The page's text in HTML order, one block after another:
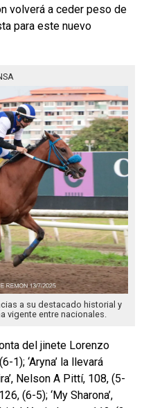
volverá a ceder peso de
para este nuevo
a su destacado historial y
vigente entre nacionales.
del jinete Lorenzo
1); ‘Aryna’ la llevará
Nelson A Pittí, 108, (5-
(6-5); ‘My Sharona’,